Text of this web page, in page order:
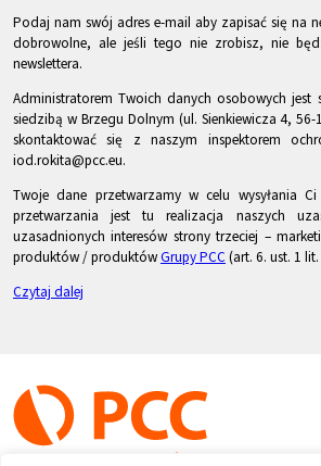
Podaj nam swój adres e-mail aby zapisać się na
dobrowolne, ale jeśli tego nie zrobisz, nie
newslettera.
Administratorem Twoich danych osobowych jest
siedzibą w Brzegu Dolnym (ul. Sienkiewicza 4,
skontaktować się z naszym inspektorem
iod.rokita@pcc.eu.
Twoje dane przetwarzamy w celu wysyłania
przetwarzania jest tu realizacja naszych
uzasadnionych interesów strony trzeciej –
produktów / produktówGrupy PCC (art. 6. ust. 1 lit.
Czytaj dalej